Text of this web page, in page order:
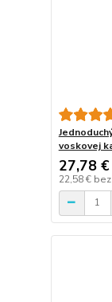
voskovej
27,78 €
22,58 €